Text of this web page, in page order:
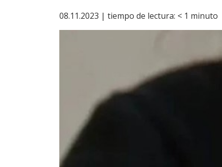
08.11.2023 | tiempo de lectura: < 1 minuto